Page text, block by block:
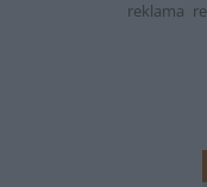
reklama